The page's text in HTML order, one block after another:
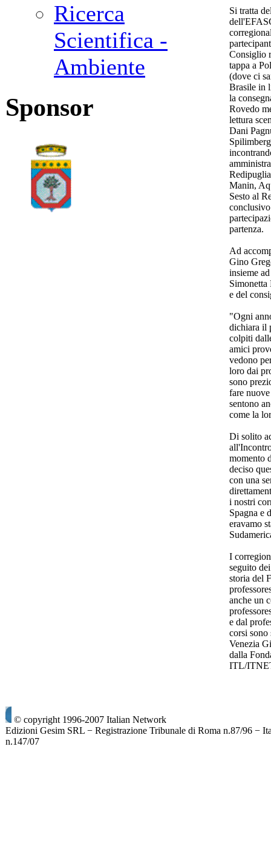
Ricerca
Scientifica -
Ambiente
Sponsor
Si tratta
Consiglio
tappa a
(dove ci
Brasile in
la
Rovedo
lettura
Dani
Manin,
Sesto al
partenza.
Ad
Gino
insieme
Simonetta
e del
"Ogni
dichiara il
colpiti
amici
vedono
loro dai
sono
fare
sentono
come la
Di solito
momento
deciso
con una
i nostri
Spagna e
eravamo
I
seguito
storia del
anche un
e dal
corsi
Venezia
dalla
ITL/
© copyright 1996-2007 Italian Network
Edizioni Gesim SRL − Registrazione Tribunale di Roma n.87/96 −
n.147/07